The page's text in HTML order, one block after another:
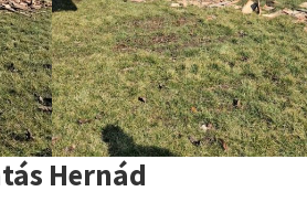
Hernád